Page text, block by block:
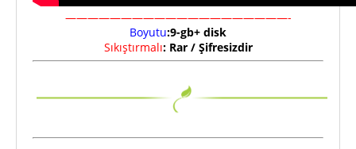
————————————————————-
Boyutu:9-gb+ disk
Sıkıştırmalı: Rar / Şifresizdir